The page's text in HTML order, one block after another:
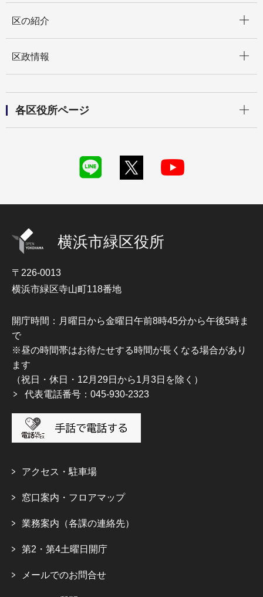
区の紹介
区政情報
各区役所ページ
横浜市緑区役所
〒226-0013
横浜市緑区寺山町118番地
開庁時間：月曜日から金曜日午前8時45分から午後5時ま
で
※昼の時間帯はお待たせする時間が長くなる場合があり
ます
（祝日・休日・12月29日から1月3日を除く）
代表電話番号：045-930-2323
アクセス・駐車場
窓口案内・フロアマップ
業務案内（各課の連絡先）
第2・第4土曜日開庁
メールでのお問合せ